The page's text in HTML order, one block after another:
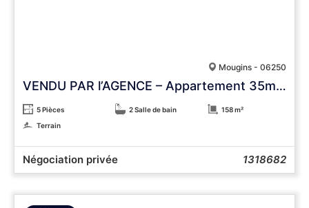
Mougins - 06250
VENDU PAR l’AGENCE – Appartement 35m2 avec terrasse vue mer
5 Pièces 2 Salle de bain
158 m²
Terrain
Négociation privée 1318682